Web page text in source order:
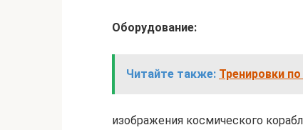
Оборудование:
Читайте также: Тренировки
изображения космического